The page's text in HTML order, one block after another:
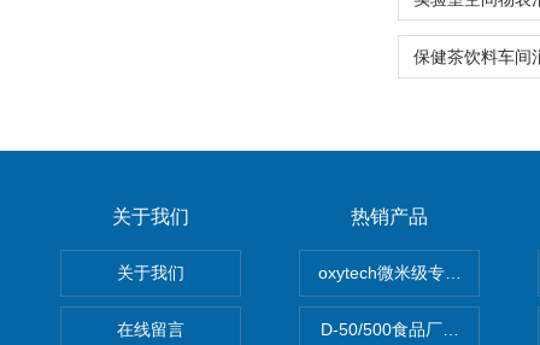
关于我们
关于我们
在线留言
热销产品
oxytech微米级专业消毒
D-50/500食品厂车间高效杀